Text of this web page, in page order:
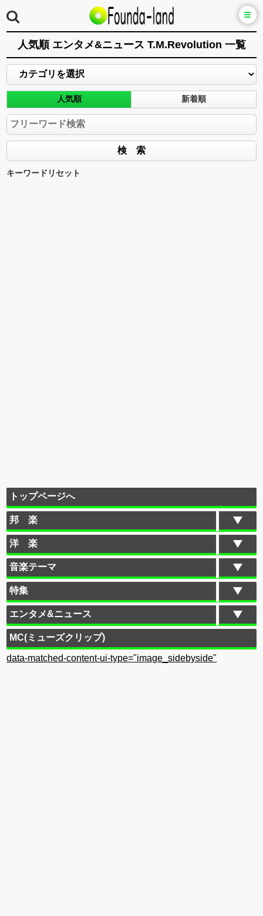
人気順 エンタメ&ニュース T.M.Revolution 一覧
人気順 新着順
キーワードリセット
トップページへ
邦 楽
洋 楽
音楽テーマ
特集
エンタメ&ニュース
MC(ミューズクリップ)
data-matched-content-ui-type="image_sidebyside"